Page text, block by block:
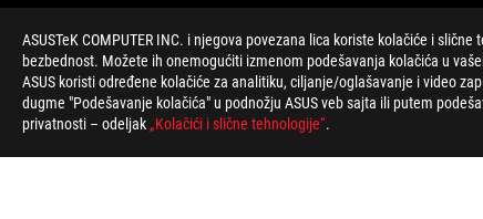
ASUSTeK COMPUTER INC. i njegova povezana lica koriste kolačiće i
bezbednost. Možete ih onemogućiti izmenom podešavanja kolačića u
ASUS koristi određene kolačiće za analitiku, ciljanje/oglašavanje i video
dugme "Podešavanje kolačića" u podnožju ASUS veb sajta ili putem
privatnosti – odeljak „Kolačići i slične tehnologije“.
> GEJMING MATIČNE PLOČE > ROG ZENITH
PODRŽANI NAČINI PLAĆANJA